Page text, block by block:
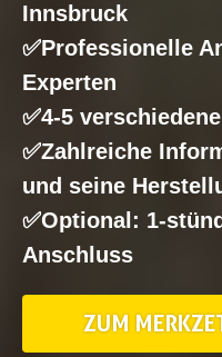
Innsbruck
✅Professionelle
Experten
✅4-5
✅Zahlreiche
und seine
✅Optional: 1-
Anschluss
ZUM